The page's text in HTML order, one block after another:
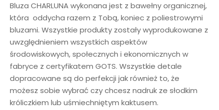
Bluza CHARLUNA wykonana jest z bawełny organicznej,
która oddycha razem z Tobą, koniec z poliestrowymi
bluzami. Wszystkie produkty zostały wyprodukowane z
uwzględnieniem wszystkich aspektów
środowiskowych, społecznych i ekonomicznych w
fabryce z certyfikatem GOTS. Wszystkie detale
dopracowane są do perfekcji jak również to, że
możesz sobie wybrać czy chcesz nadruk ze słodkim
króliczkiem lub uśmiechniętym kaktusem.